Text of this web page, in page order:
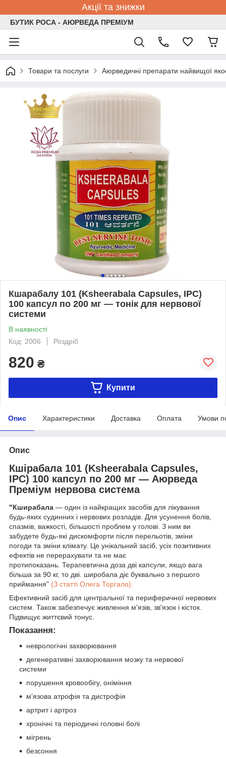
Акції та знижки
БУТИК РОСА - АЮРВЕДА ПРЕМІУМ
Товари та послуги Аюрведичні препарати найвищої
Кшарабалу 101 (Ksheerabala Capsules, IPC)
100 капсул по 200 мг — тонік для нервової
системи
В наявності
Код: 2006
Роздріб
820 ₴
Купити
Опис Характеристики Доставка Оплата Умови
Опис
Кшірабала 101 (Ksheerabala Capsules,
IPC) 100 капсул по 200 мг — Аюрведа
Преміум нервова система
"Кширабала — один із найкращих засобів для лікування
будь-яких судинних і нервових розладів. Для усунення болів,
спазмів, важкості, більшості проблем у голові. З ним ви
забудете будь-які дискомфорти після перельотів, зміни
погоди та зміни клімату. Це унікальний засіб, усіх позитивних
ефектів не перерахувати та не має
протипоказань. Терапевтична доза дві капсули, якщо вага
більша за 90 кг, то дві. широбала діє буквально з першого
приймання" (З статті Олега Торгало).
Ефективний засіб для центральної та периферичної нервових
систем. Також забезпечує живлення м'язів, зв'язок і кісток.
Підвищує життєвий тонус.
Показання:
неврологічні захворювання
дегенеративні захворювання мозку та нервової
системи
порушення кровообігу, оніміння
м'язова атрофія та дистрофія
артрит і артроз
хронічні та періодичні головні болі
мігрень
безсоння